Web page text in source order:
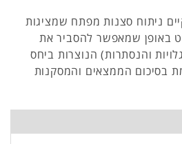
ניתוח סצנות מפתח שמציגות
באופן שמאפשר להסביר את
והנסתרות) הנוצרות ביחס
בסיכום הממצאים והמסקנות